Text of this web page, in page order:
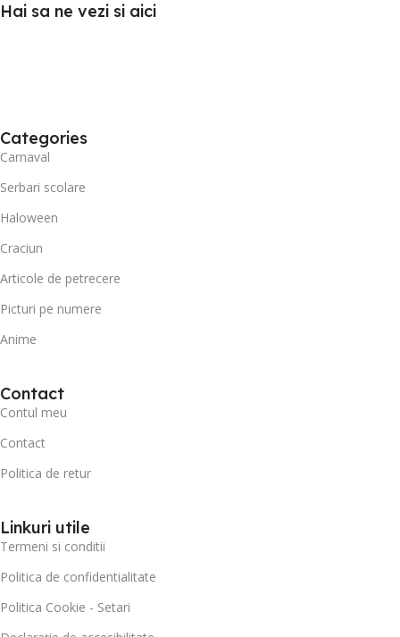
Hai sa ne vezi si aici
Categories
Carnaval
Serbari scolare
Haloween
Craciun
Articole de petrecere
Picturi pe numere
Anime
Contact
Contul meu
Contact
Politica de retur
Linkuri utile
Termeni si conditii
Politica de confidentialitate
Politica Cookie - Setari